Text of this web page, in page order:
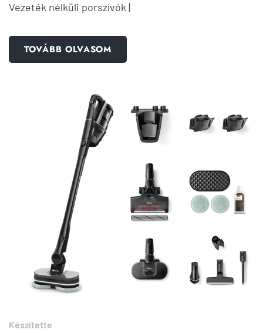
Vezeték nélküli porszívók |
TOVÁBB OLVASOM
Készítette